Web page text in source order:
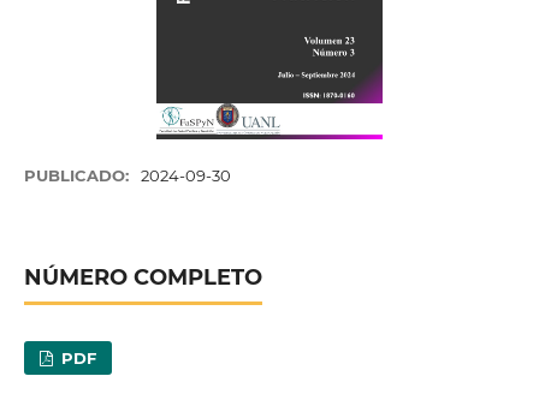
PUBLICADO: 2024-09-30
NÚMERO COMPLETO
PDF